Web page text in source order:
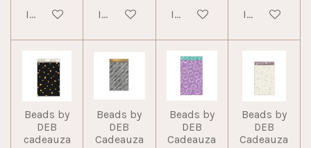
In winkelwagenIn winkelwagenIn winkelwagenIn
Beads by
DEB
cadeauza
Beads by
DEB
Cadeauza
Beads by
DEB
Cadeauza
Beads by
DEB
Cadeauza